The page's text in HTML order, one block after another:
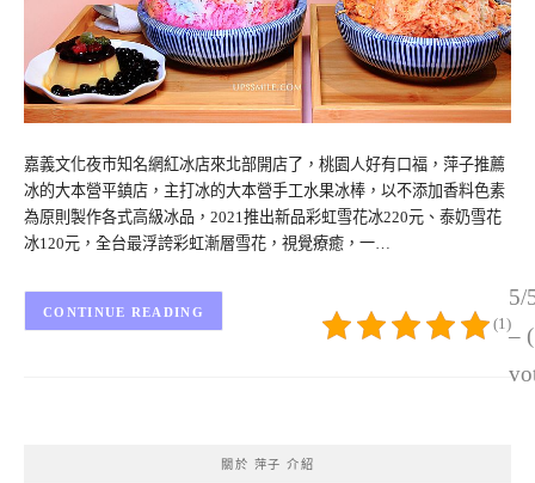
嘉義文化夜市知名網紅冰店來北部開店了，桃園人好有口福，萍子推薦
冰的大本營平鎮店，主打冰的大本營手工水果冰棒，以不添加香料色素
為原則製作各式高級冰品，2021推出新品彩虹雪花冰220元、泰奶雪花
冰120元，全台最浮誇彩虹漸層雪花，視覺療癒，一…
5/
–
(1)
CONTINUE READING
關於 萍子 介紹